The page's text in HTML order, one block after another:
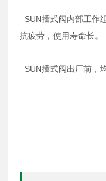
SUN插式阀内部工作
抗疲劳，使用寿命长。
SUN插式阀出厂前，